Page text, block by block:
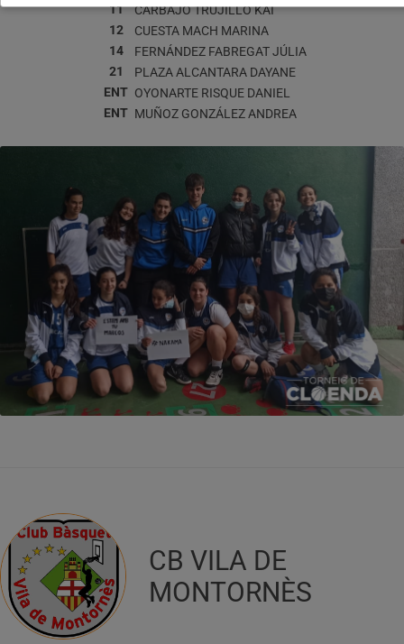
11
CARBAJO TRUJILLOKAI
12
CUESTA MACH MARINA
14
FERNÁNDEZ FABREGAT JÚLIA
21
PLAZA ALCANTARA DAYANE
ENT OYONARTE RISQUE DANIEL
ENT MUÑOZ GONZÁLEZ ANDREA
CB VILA DE
MONTORNÈS